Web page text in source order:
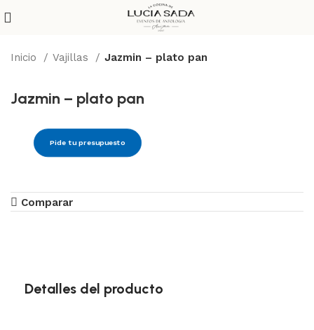
Inicio Vajillas Jazmin – plato pan
Jazmin – plato pan
Pide tu presupuesto
Comparar
Detalles del producto